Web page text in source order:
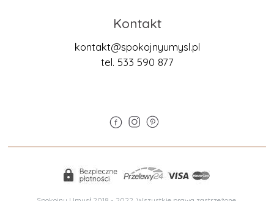
Kontakt
kontakt@spokojnyumysl.pl
tel. 533 590 877